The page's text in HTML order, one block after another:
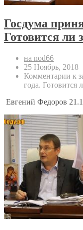
Госдума
Готовится ли
на nod66
25 Ноябрь, 2018
Комментарии к
года. Готовится
Евгений Федоров